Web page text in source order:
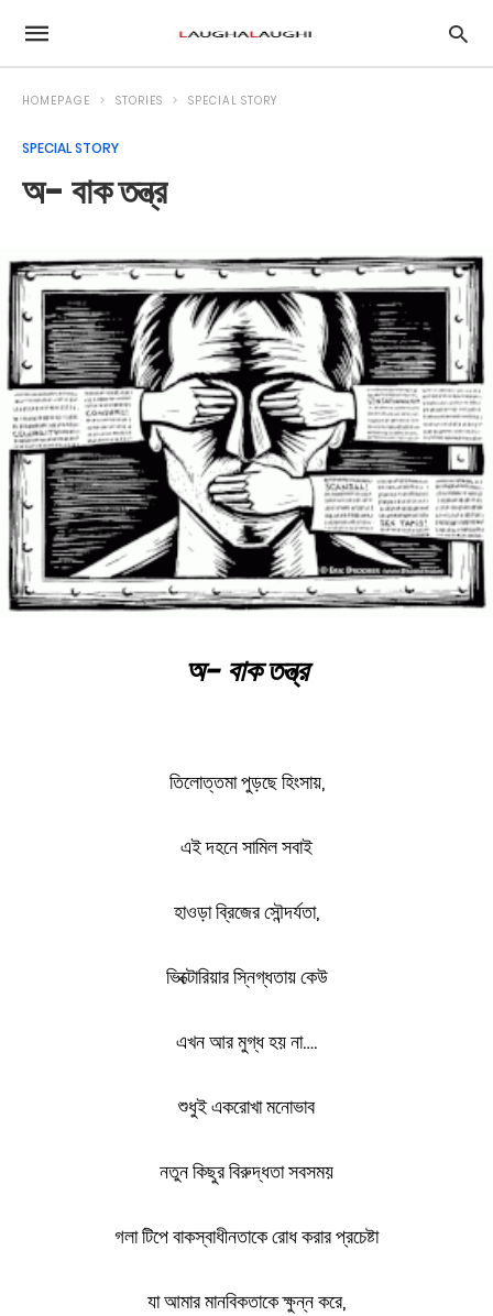
HOMEPAGE STORIES SPECIAL STORY
SPECIAL STORY
অ- বাক তন্ত্র
অ- বাক তন্ত্র
তিলোত্তমা পুড়ছে হিংসায়,
এই দহনে সামিল সবাই
হাওড়া ব্রিজের সৌন্দর্যতা,
ভিক্টোরিয়ার স্নিগ্ধতায় কেউ
এখন আর মুগ্ধ হয় না….
শুধুই একরোখা মনোভাব
নতুন কিছুর বিরুদ্ধতা সবসময়
গলা টিপে বাকস্বাধীনতাকে রোধ করার প্রচেষ্টা
যা আমার মানবিকতাকে ক্ষুন্ন করে,